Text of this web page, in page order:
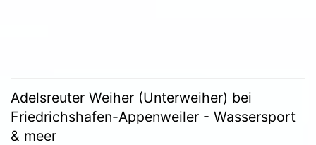
Adelsreuter Weiher (Unterweiher) bei
Friedrichshafen-Appenweiler - Wassersport
& meer